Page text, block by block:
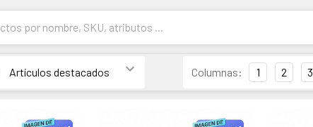
Columnas: 1 2 3